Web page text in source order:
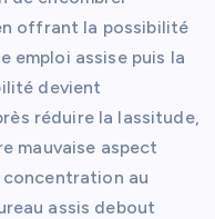
offrant la possibilité
emploi assise puis la
devient
réduire la lassitude,
mauvaise aspect
au
assis debout